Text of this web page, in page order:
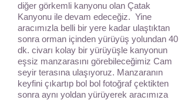
diğer görkemli kanyonu olan Çatak
Kanyonu ile devam edeceğiz. Yine
aracımızla belli bir yere kadar ulaştıktan
sonra orman içinden yürüyüş yolundan 40
dk. civarı kolay bir yürüyüşle kanyonun
eşsiz manzarasını görebileceğimiz Cam
seyir terasına ulaşıyoruz. Manzaranın
keyfini çıkartıp bol bol fotoğraf çektikten
sonra aynı yoldan yürüyerek aracımıza